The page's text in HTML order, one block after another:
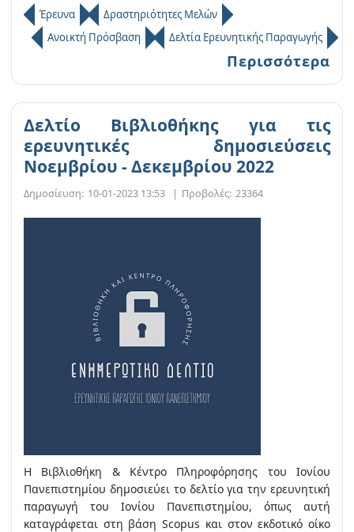
Έρευνα
Δραστηριότητες Μελών
Ανοικτή Πρόσβαση
Δελτία Ερευνητικής Παραγωγής
Περισσότερα
Δελτίο Βιβλιοθήκης για τις
ερευνητικές δημοσιεύσεις
Νοεμβρίου - Δεκεμβρίου 2022
Δημοσίευση: 10-01-2023 13:53 | Προβολές: 23364
Η Βιβλιοθήκη & Κέντρο Πληροφόρησης του Ιονίου
Πανεπιστημίου δημοσιεύει το δελτίο για την ερευνητική
παραγωγή του Ιονίου Πανεπιστημίου, όπως αυτή
καταγράφεται στη βάση Scopus και στον εκδοτικό οίκο